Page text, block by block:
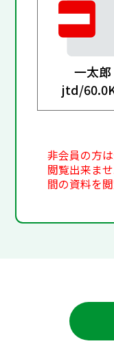
一太郎
jtd/
非会員の方
閲覧出来ま
間の資料を閲